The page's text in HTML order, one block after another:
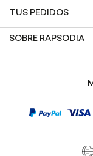
TUS PEDIDOS
SOBRE RAPSODIA